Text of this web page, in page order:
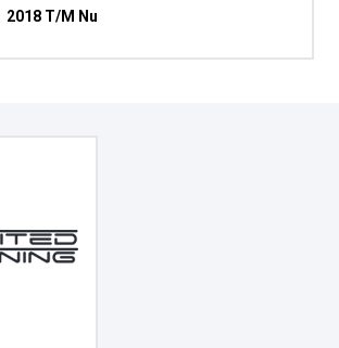
2018 T/m Nu